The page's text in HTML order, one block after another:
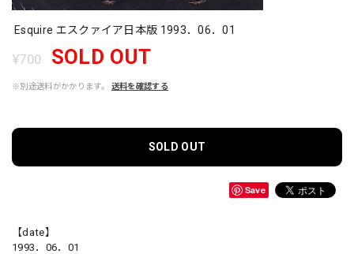
Esquire エスクァイア日本版 1993．06．01
¥700 SOLD OUT
※別途送料がかかります。 送料を確認する
SOLD OUT
Save
【date】
1993．06．01